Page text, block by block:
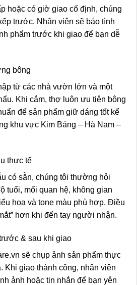
hoặc có giờ giao cố định, chúng
trước. Nhân viên sẽ báo tình
phẩm trước khi giao để bạn dễ
bông
từ các nhà vườn lớn và một
Khi cắm, thợ luôn ưu tiên bông
để sản phẩm giữ dáng tốt kể
khu vực Kim Bảng – Hà Nam –
thực tế
có sẵn, chúng tôi thường hỏi
tuổi, mối quan hệ, không gian
hoa và tone màu phù hợp. Điều
hơn khi đến tay người nhận.
& sau khi giao
sẽ chụp ảnh sản phẩm thực
Khi giao thành công, nhân viên
ảnh hoặc tin nhắn để bạn yên